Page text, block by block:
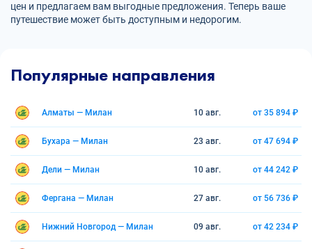
цен и предлагаем вам выгодные предложения. Теперь ваше
путешествие может быть доступным и недорогим.
Популярные направления
Алматы — Милан 10 авг. от 35 894 ₽
Бухара — Милан 23 авг. от 47 694 ₽
Дели — Милан 10 авг. от 44 242 ₽
Фергана — Милан 27 авг. от 56 736 ₽
Нижний Новгород — Милан 09 авг. от 42 234 ₽